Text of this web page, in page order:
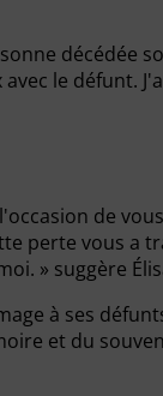
le défunt.
de
perte vous
» suggère
à ses
et du